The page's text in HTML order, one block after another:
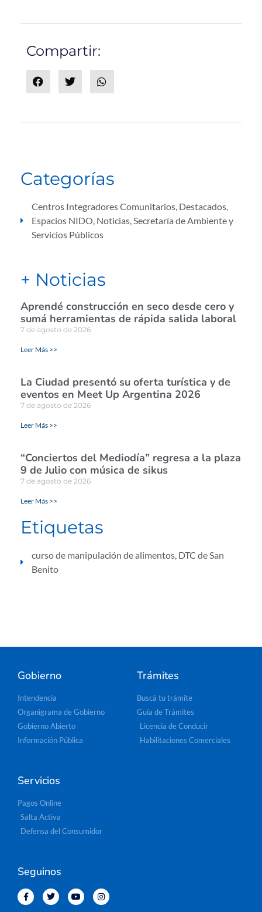
Compartir:
Categorías
Centros Integradores Comunitarios, Destacados,
Espacios NIDO, Noticias,Secretaría de Ambiente y
Servicios Públicos
+ Noticias
Aprendé construcción en seco desde cero y
sumá herramientas de rápida salida laboral
7 de agosto de 2026
Leer Más >>
La Ciudad presentó su oferta turística y de
eventos en Meet Up Argentina 2026
7 de agosto de 2026
Leer Más >>
“Conciertos del Mediodía” regresa a la plaza
9 de Julio con música de sikus
7 de agosto de 2026
Leer Más >>
Etiquetas
curso de manipulación de alimentos, DTC de San
Benito
Gobierno
Intendencia
Organigrama de Gobierno
Gobierno Abierto
Información Pública
Trámites
Buscá tu trámite
Guía de Trámites
Licencia de Conducir
Habilitaciones Comerciales
Servicios
Pagos Online
Salta Activa
Defensa del Consumidor
Seguinos